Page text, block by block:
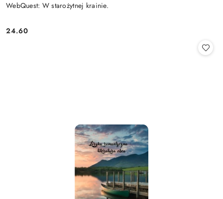
WebQuest: W starożytnej krainie.
Cena:
24.60